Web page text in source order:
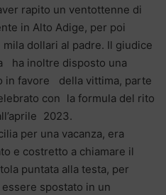
rapito un ventottenne di
in Alto Adige, per poi
dollari al padre. Il giudice
ha inoltre disposto una
in favore della vittima, parte
con la formula del rito
2023.
per una vacanza, era
e costretto a chiamare il
puntata alla testa, per
spostato in un